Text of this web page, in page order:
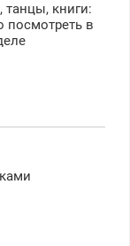
танцы, книги:
посмотреть в